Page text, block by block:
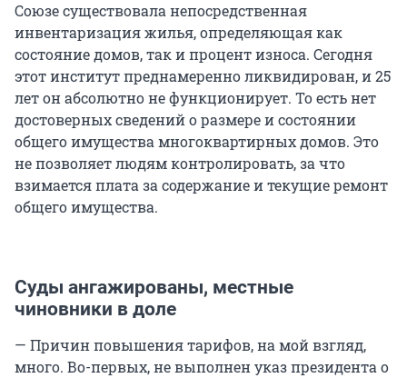
Союзе существовала непосредственная
инвентаризация жилья, определяющая как
состояние домов, так и процент износа. Сегодня
этот институт преднамеренно ликвидирован, и 25
лет он абсолютно не функционирует. То есть нет
достоверных сведений о размере и состоянии
общего имущества многоквартирных домов. Это
не позволяет людям контролировать, за что
взимается плата за содержание и текущие ремонт
общего имущества.
Суды ангажированы, местные
чиновники в доле
— Причин повышения тарифов, на мой взгляд,
много. Во-первых, не выполнен указ президента о